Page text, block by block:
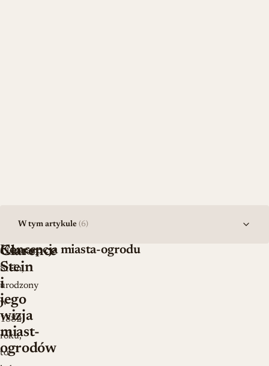
W tym artykule (6)
Clarence
Stein
i
jego
wizja
miast-
ogrodów
Clarence
Stein,
urodzony
w
1882
roku,
to
Koncepcja miasta-ogrodu